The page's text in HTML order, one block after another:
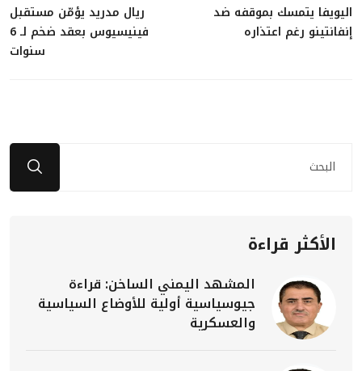
اليويفا يتمسك بموقفه ضد
إنفانتينو رغم اعتذاره
ريال مدريد يؤمّن مستقبل
فينيسيوس بعقد ضخم لـ 6
سنوات
الأكثر قراءة
المشهد اليمني الساخن: قراءة
جيوسياسية أولية للأوضاع السياسية
والعسكرية